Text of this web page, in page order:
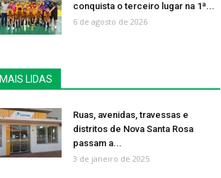
conquista o terceiro lugar na 1ª...
6 de agosto de 2026
MAIS LIDAS
Ruas, avenidas, travessas e
distritos de Nova Santa Rosa
passam a...
3 de janeiro de 2025